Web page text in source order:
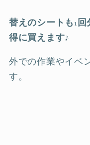
替えのシートも1
得に買えます♪
外での作業やイベ
す。